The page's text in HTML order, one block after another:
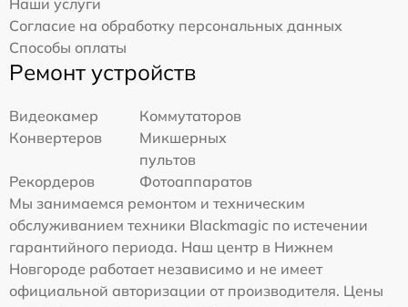
Согласие на обработку персональных данных
Способы оплаты
Ремонт устройств
Видеокамер
Коммутаторов
Конвертеров
Микшерных
пультов
Рекордеров
Фотоаппаратов
Мы занимаемся ремонтом и техническим
обслуживанием техники Blackmagic по истечении
гарантийного периода. Наш центр в Нижнем
Новгороде работает независимо и не имеет
официальной авторизации от производителя. Цены